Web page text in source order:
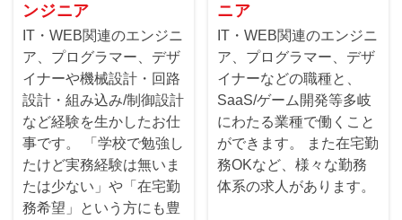
ンジニア
IT・WEB関連のエンジニ
ア、プログラマー、デザ
イナーや機械設計・回路
設計・組み込み/制御設計
など経験を生かしたお仕
事です。 「学校で勉強し
たけど実務経験は無いま
たは少ない」や「在宅勤
務希望」という方にも豊
ニア
IT・WEB関連のエンジニ
ア、プログラマー、デザ
イナーなどの職種と、
SaaS/ゲーム開発等多岐
にわたる業種で働くこと
ができます。 また在宅勤
務OKなど、様々な勤務
体系の求人があります。